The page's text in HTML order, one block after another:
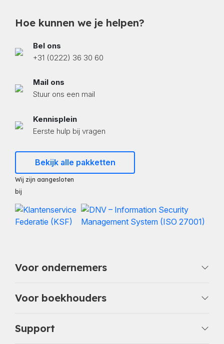
Hoe kunnen we je helpen?
Bel ons
+31 (0222) 36 30 60
Mail ons
Stuur ons een mail
Kennisplein
Eerste hulp bij vragen
Bekijk alle pakketten
Wij zijn aangesloten
bij
Voor ondernemers
Voor boekhouders
Support